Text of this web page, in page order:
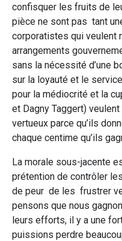
confisquer les fruits de
pièce ne sont pas tant
corporatistes qui veulent
arrangements
sans la nécessité d’une
sur la loyauté et le
pour la médiocrité et la
et Dagny Taggert)
vertueux parce qu’ils
chaque centime qu’ils
La morale sous-jacente
prétention de contrôler
de peur de les frustrer
pensons que nous
leurs efforts, il y a une
puissions perdre